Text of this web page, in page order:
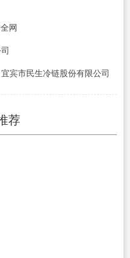
网
宾市民生冷链股份有限公司
荐